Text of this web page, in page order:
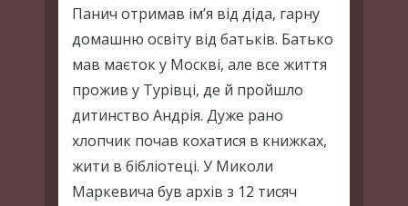
Панич отримав ім’я від діда, гарну
домашню освіту від батьків. Батько
мав маєток у Москві, але все життя
прожив у Турівці, де й пройшло
дитинство Андрія. Дуже рано
хлопчик почав кохатися в книжках,
жити в бібліотеці. У Миколи
Маркевича був архів з 12 тисяч